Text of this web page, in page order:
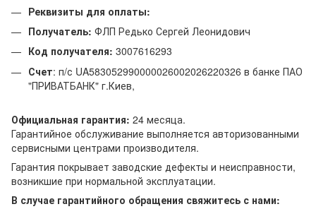
Реквизиты для оплаты:
Получатель: ФЛП Редько Сергей Леонидович
Код получателя: 3007616293
Счет: п/с UA583052990000026002026220326 в банке ПАО
"ПРИВАТБАНК" г.Киев,
Официальная гарантия: 24 месяца.
Гарантийное обслуживание выполняется авторизованными
сервисными центрами производителя.
Гарантия покрывает заводские дефекты и неисправности,
возникшие при нормальной эксплуатации.
В случае гарантийного обращения свяжитесь с нами: